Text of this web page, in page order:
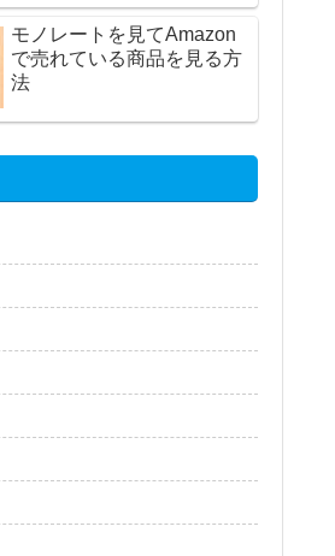
モノレートを見てAmazon
で売れている商品を見る方
法